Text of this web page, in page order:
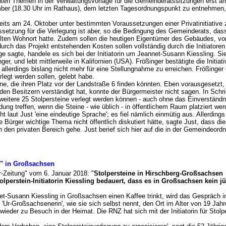
(18.30 Uhr im Rathaus), dem letzten Tagesordnungspunkt zu
am 24. Oktober unter bestimmten Voraussetzungen einer
für die Verlegung ist aber, so die Bedingung des Gemeinderats,
Wohnort hatte. Zudem sollen die heutigen Eigentümer des Gebäudes,
das Projekt entstehenden Kosten sollen vollständig durch die
sagte, handele es sich bei der Initiatorin um Jeannet-Susann Kiessling.
und lebt mittlerweile in Kalifornien (USA). Frößinger bestätigte die
bislang nicht mehr für eine Stellungnahme zu erreichen.
werden sollen, gelebt habe.
die ihren Platz vor der Landstraße 6 finden könnten. Eben
Besitzern verständigt hat, konnte der Bürgermeister nicht sagen. In
25 Stolpersteine verlegt werden können - auch ohne das
treffen, wenn die Steine - wie üblich - in öffentlichem Raum platziert
laut Just 'eine eindeutige Sprache'; es fiel nämlich einmütig aus.
Bürger wichtige Thema nicht öffentlich diskutiert hätte, sagte Just, dass
privaten Bereich gehe. Just berief sich hier auf die in der
in Großsachsen
Zeitung" vom 6. Januar 2018: "Stolpersteine in Hirschberg-Großsachsen
Initiatorin Kiessling bedauert, dass es in Großsachsen kein
Susann Kiessling in Großsachsen einen Kaffee trinkt, wird das Gespräch
Großsachsenerin', wie sie sich selbst nennt, den Ort im Alter von 19
zu Besuch in der Heimat. Die RNZ hat sich mit der Initiatorin für